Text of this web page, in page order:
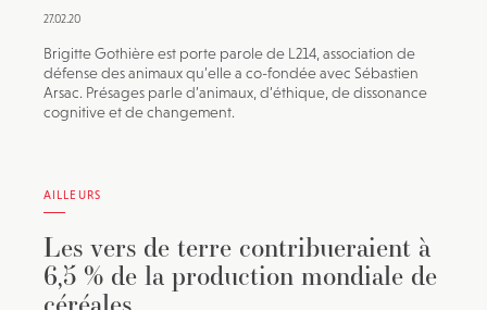
27.02.20
Brigitte Gothière est porte parole de L214, association de
défense des animaux qu’elle a co-fondée avec Sébastien
Arsac. Présages parle d’animaux, d’éthique, de dissonance
cognitive et de changement.
AILLEURS
Les vers de terre contribueraient à
6,5 % de la production mondiale de